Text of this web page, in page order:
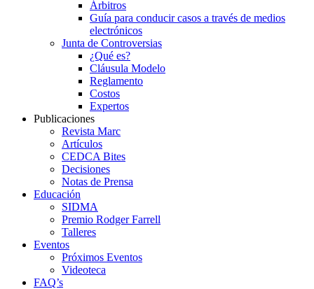
Árbitros
Guía para conducir casos a través de medios
electrónicos
Junta de Controversias
¿Qué es?
Cláusula Modelo
Reglamento
Costos
Expertos
Publicaciones
Revista Marc
Artículos
CEDCA Bites
Decisiones
Notas de Prensa
Educación
SIDMA
Premio Rodger Farrell
Talleres
Eventos
Próximos Eventos
Videoteca
FAQ’s